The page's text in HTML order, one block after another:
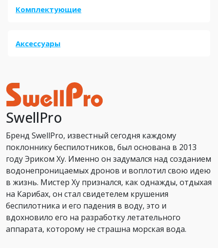
Комплектующие
Аксессуары
SwellPro
Бренд SwellPro, известный сегодня каждому
поклоннику беспилотников, был основана в 2013
году Эриком Ху. Именно он задумался над созданием
водонепроницаемых дронов и воплотил свою идею
в жизнь. Мистер Ху признался, как однажды, отдыхая
на Карибах, он стал свидетелем крушения
беспилотника и его падения в воду, это и
вдохновило его на разработку летательного
аппарата, которому не страшна морская вода.